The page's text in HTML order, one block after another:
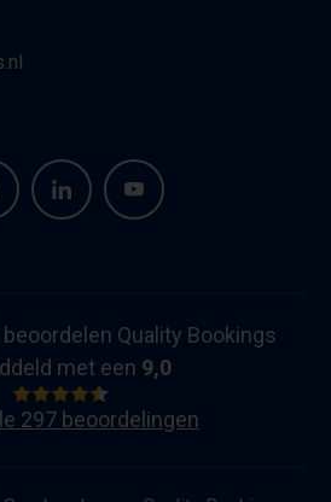
Quality Bookings
met een 9,0
297 beoordelingen